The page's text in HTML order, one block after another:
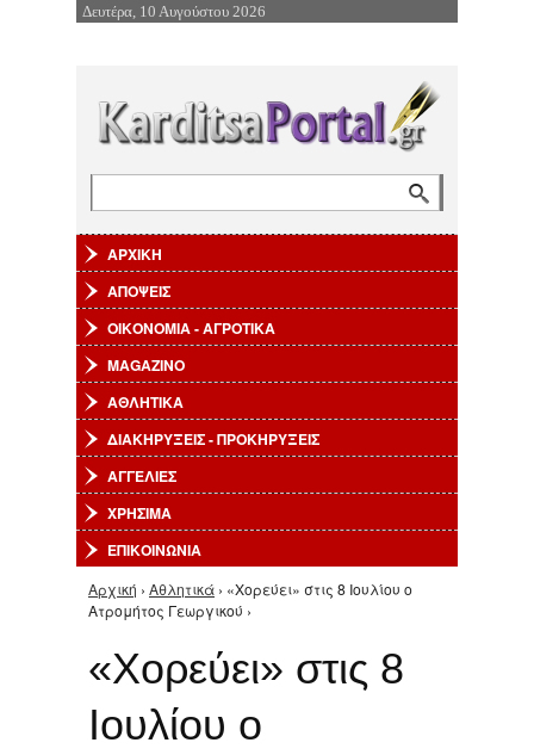
Επιστροφή στην Πλοήγηση
Δευτέρα, 10 Αυγούστου 2026
ΑΡΧΙΚΗ
ΑΠΟΨΕΙΣ
ΟΙΚΟΝΟΜΙΑ - ΑΓΡΟΤΙΚΑ
MAGAZINO
ΑΘΛΗΤΙΚΑ
ΔΙΑΚΗΡΥΞΕΙΣ - ΠΡΟΚΗΡΥΞΕΙΣ
ΑΓΓΕΛΙΕΣ
ΧΡΗΣΙΜΑ
ΕΠΙΚΟΙΝΩΝΙΑ
Είστε εδώ
Αρχική › Αθλητικά › «Χορεύει» στις 8 Ιουλίου ο
Ατρομήτος Γεωργικού ›
«Χορεύει» στις 8
Ιουλίου ο